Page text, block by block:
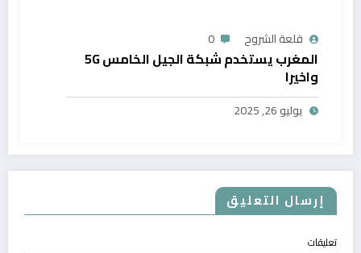
قلعة الشروح 0
المغرب يستخدم شبكة الجيل الخامس 5G
واخيرا
يوليو 26, 2025
إرسال التعليق
تعليقات